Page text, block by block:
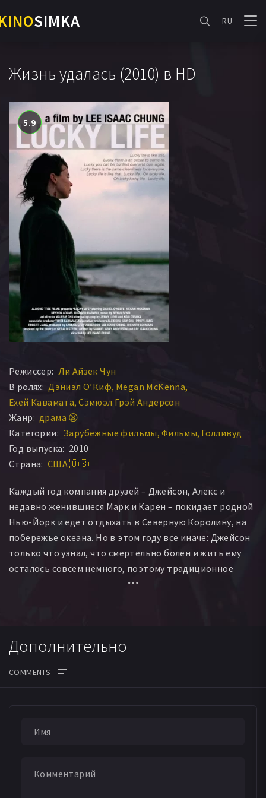
SIMKA RU
Жизнь удалась (2010) в HD
5.9
Режиссер: Ли Айзек Чун
В ролях: Дэниэл О’Киф Megan McKenna
Ёхей Кавамата Сэмюэл Грэй Андерсон
Жанр: драма 😫
Категории: Зарубежные фильмы Фильмы Голливуд
Год выпуска: 2010
Страна: США 🇺🇸
Каждый год компания друзей – Джейсон, Алекс и
недавно женившиеся Марк и Карен – покидает родной
Нью-Йорк и едет отдыхать в Северную Королину, на
побережье океана. Но в этом году все иначе: Джейсон
только что узнал, что смертельно болен и жить ему
осталось совсем немного, поэтому традиционное
путешествие приобретает новый смысл – хотя друзья
Дополнительно